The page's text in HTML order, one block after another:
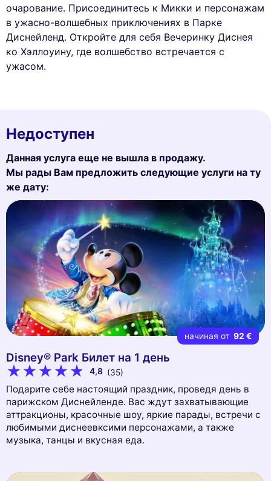
очарование. Присоединитесь к Микки и персонажам
в ужасно-волшебных приключениях в Парке
Диснейленд. Откройте для себя Вечеринку Диснея
ко Хэллоуину, где волшебство встречается с
ужасом.
Недоступен
Данная услуга еще не вышла в продажу.
Мы рады Вам предложить следующие услуги на ту
же дату:
начиная от 92 €
Disney® Park Билет на 1 день
4,8 (35)
Подарите себе настоящий праздник, проведя день в
парижском Диснейленде. Вас ждут захватывающие
аттракционы, красочные шоу, яркие парады, встречи с
любимыми диснеевксими персонажами, а также
музыка, танцы и вкусная еда.